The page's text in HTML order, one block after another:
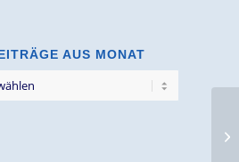
AUS MONAT